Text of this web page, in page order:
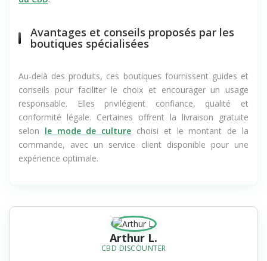
Avantages et conseils proposés par les
boutiques spécialisées
Au-delà des produits, ces boutiques fournissent guides et
conseils pour faciliter le choix et encourager un usage
responsable. Elles privilégient confiance, qualité et
conformité légale. Certaines offrent la livraison gratuite
selon le mode de culture choisi et le montant de la
commande, avec un service client disponible pour une
expérience optimale.
Arthur L.
CBD DISCOUNTER